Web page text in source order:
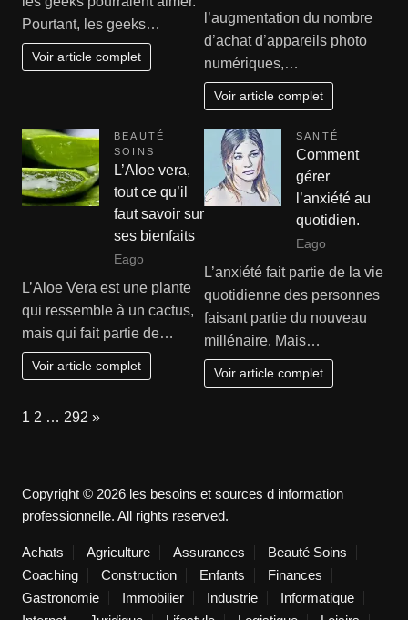
Pourtant, les geeks…
Voir article complet
l’augmentation du nombre
d’achat d’appareils photo
numériques,…
Voir article complet
BEAUTÉ
SOINS
L’Aloe vera,
tout ce qu’il
faut savoir sur
ses bienfaits
Eago
L’Aloe Vera est une plante
qui ressemble à un cactus,
mais qui fait partie de…
Voir article complet
SANTÉ
Comment
gérer
l’anxiété au
quotidien.
Eago
L’anxiété fait partie de la vie
quotidienne des personnes
faisant partie du nouveau
millénaire. Mais…
Voir article complet
Page:
1 2 … 292 Next
»
Copyright © 2026 les besoins et sources d information
professionnelle. All rights reserved.
Achats Agriculture Assurances
Beauté Soins
Coaching
Construction Enfants
Finances
Gastronomie
Immobilier Industrie
Informatique